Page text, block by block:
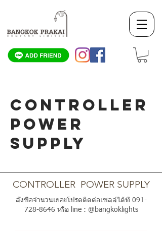
CONTROLLER
POWER
SUPPLY
CONTROLLER POWER SUPPLY
สั่งซื้อจำนวนเยอะโปรดติดต่อเซลล์ได้ที่ 091-
728-8646หรือ line : @bangkoklights